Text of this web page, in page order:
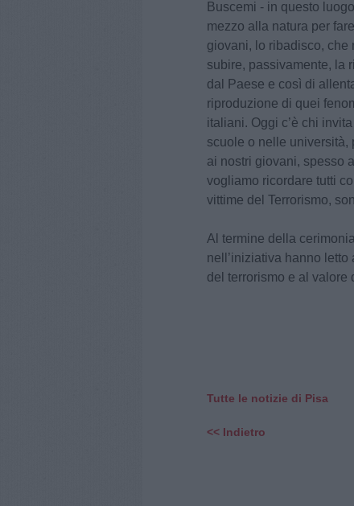
Buscemi - in questo
mezzo alla natura per
giovani, lo ribadisco, che
subire, passivamente, la
dal Paese e così di
riproduzione di quei
italiani. Oggi c’è chi
scuole o nelle università,
ai nostri giovani, spesso
vogliamo ricordare tutti
vittime del Terrorismo,
Al termine della
nell’iniziativa hanno
del terrorismo e al valore
Tutte le notizie di Pisa
<< Indietro